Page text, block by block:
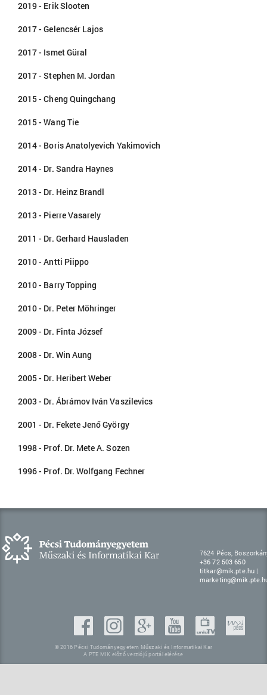
2019 - Erik Slooten
2017 - Gelencsér Lajos
2017 - Ismet Güral
2017 - Stephen M. Jordan
2015 - Cheng Quingchang
2015 - Wang Tie
2014 - Boris Anatolyevich Yakimovich
2014 - Dr. Sandra Haynes
2013 - Dr. Heinz Brandl
2013 - Pierre Vasarely
2011 - Dr. Gerhard Hausladen
2010 - Antti Piippo
2010 - Barry Topping
2010 - Dr. Peter Möhringer
2009 - Dr. Finta József
2008 - Dr. Win Aung
2005 - Dr. Heribert Weber
2003 - Dr. Ábrámov Iván Vaszilevics
2001 - Dr. Fekete Jenő György
1998 - Prof. Dr. Mete A. Sozen
1996 - Prof. Dr. Wolfgang Fechner
7624 Pécs,
+36 72 503 650
titkar@mik.pte.hu |
© 2016 Pécsi Tudományegyetem Műszaki és Informatikai Kar
A PTE MIK előző verziójú portál elérése